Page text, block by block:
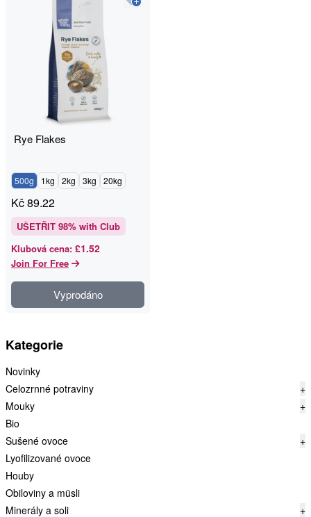
Kategorie
Novinky
Celozrnné potraviny
+
Mouky
+
Bio
Sušené ovoce
+
Lyofilizované ovoce
Houby
Obiloviny a müsli
Minerály a soli
+
Rye Flakes
500g 1kg 2kg 3kg 20kg
Kč89.22
UŠETŘIT 98% with Club
Klubová cena: £1.52
Join For Free
Vyprodáno